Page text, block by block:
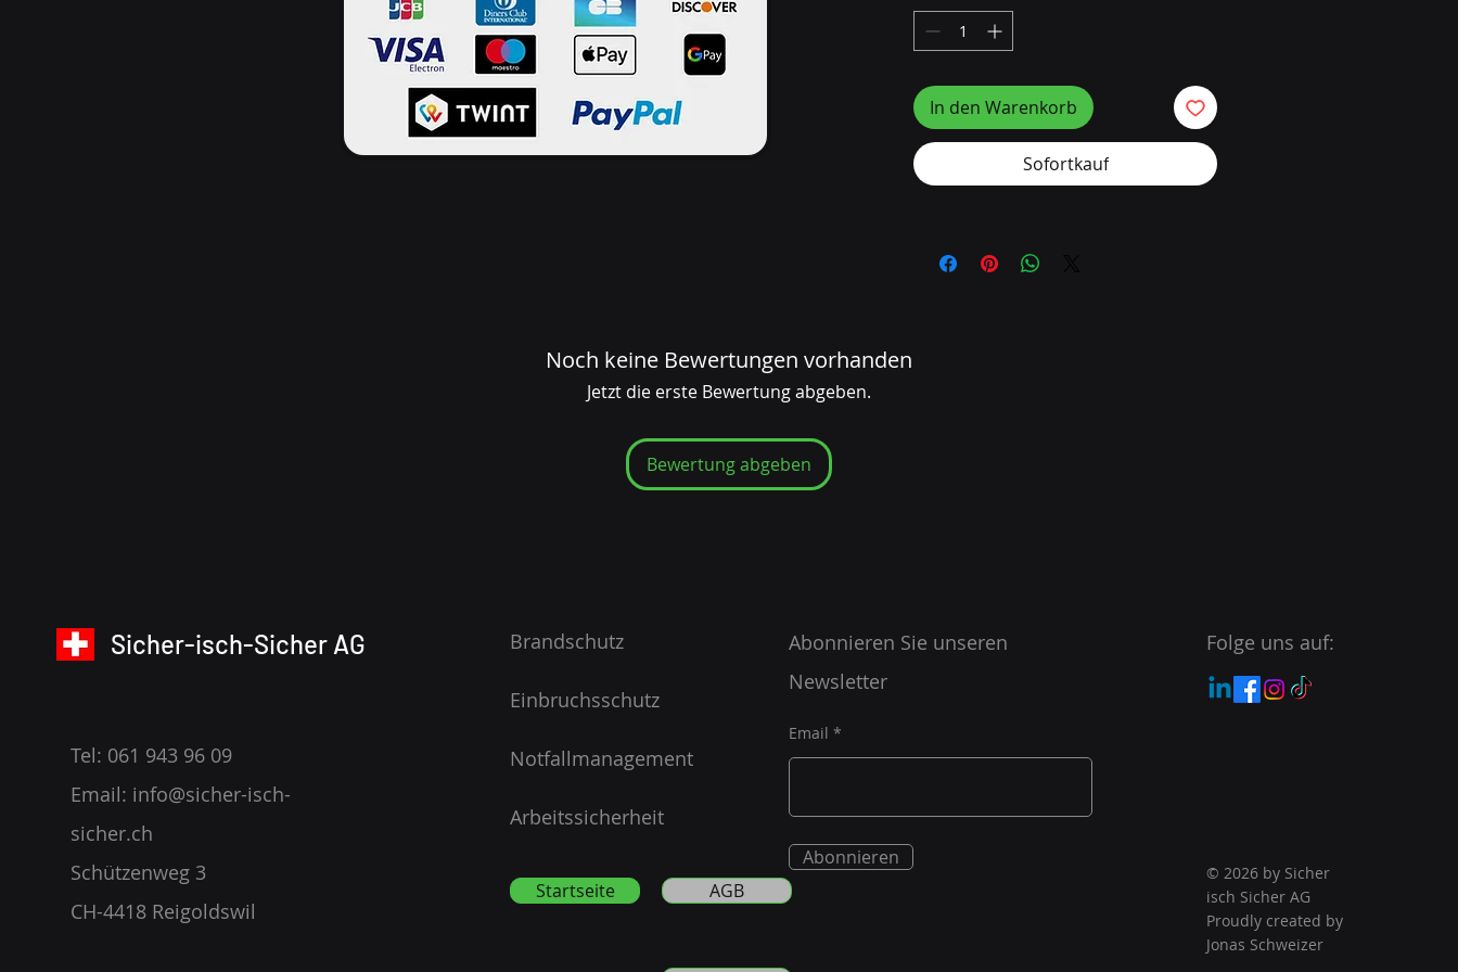
Geschäftsgebäude, Flughäfen,
Transport, Schifffahrt.
In den Warenkorb
Sofortkauf
Noch keine Bewertungen vorhanden
Jetzt die erste Bewertung abgeben.
Bewertung abgeben
Sicher-isch-Sicher AG
Tel: 061 943 96 09
Email: info@sicher-isch-
sicher.ch
Schützenweg 3
CH-4418 Reigoldswil
Brandschutz
Einbruchsschutz
Notfallmanagement
Arbeitssicherheit
Startseite
Abonnieren Sie unseren
Newsletter
Email
Abonnieren
Folge uns auf:
© 2026 by Sicher
isch Sicher AG
Proudly created by
Jonas Schweizer
AGB